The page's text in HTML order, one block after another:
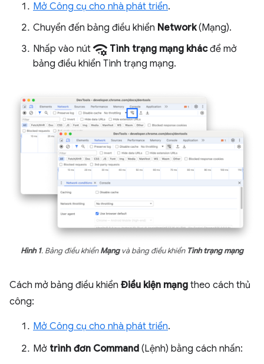
Mở Công cụ cho nhà phát triển.
Chuyển đến bảng điều khiển Network(Mạng).
Nhấp vào nútnetwork_manage Tình trạng mạng khácđể mở
bảng điều khiển Tình trạng mạng.
Hình 1. Bảng điều khiểnMạngvà bảng điều khiển Tình trạng mạng
Cách mở bảng điều khiển Điều kiện mạng theo cách thủ
công:
Mở Công cụ cho nhà phát triển.
Mở trình đơn Command (Lệnh) bằng cách nhấn: